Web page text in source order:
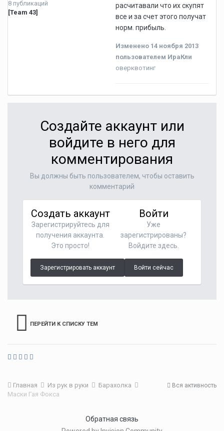
8 публикаций
[Team 43]
расчитавали что их скупят
все и за счет этого получат
норм. прибыль.
Изменено 14 ноября 2013
пользователем ИраКли
оверквотинг
Создайте аккаунт или
войдите в него для
комментирования
Вы должны быть пользователем, чтобы оставить
комментарий
Создать аккаунт
Зарегистрируйтесь для
получения аккаунта.
Это просто!
Зарегистрировать аккаунт
Войти
Уже
зарегистрированы?
Войдите здесь.
Войти сейчас
ПЕРЕЙТИ К СПИСКУ ТЕМ
Вся активность
Главная Из рук в руки
Барахолка
Маски Гая Фокса
Обратная связь